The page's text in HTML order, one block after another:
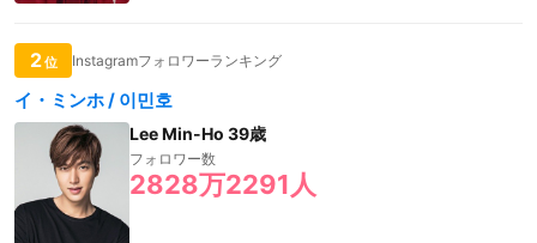
2位 Instagramフォロワーランキング
イ・ミンホ / 이민호
Lee Min-Ho 39歳
フォロワー数
2828万2291人